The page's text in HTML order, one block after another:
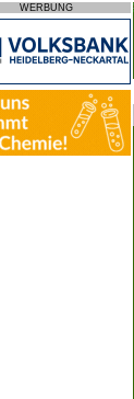
WERBUNG